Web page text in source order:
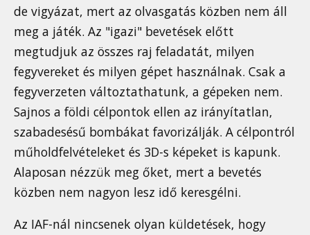
de vigyázat, mert az olvasgatás közben nem áll
meg a játék. Az "igazi" bevetések előtt
megtudjuk az összes raj feladatát, milyen
fegyvereket és milyen gépet használnak. Csak a
fegyverzeten változtathatunk, a gépeken nem.
Sajnos a földi célpontok ellen az irányítatlan,
szabadesésű bombákat favorizálják. A célpontról
műholdfelvételeket és 3D-s képeket is kapunk.
Alaposan nézzük meg őket, mert a bevetés
közben nem nagyon lesz idő keresgélni.
Az IAF-nál nincsenek olyan küldetések, hogy